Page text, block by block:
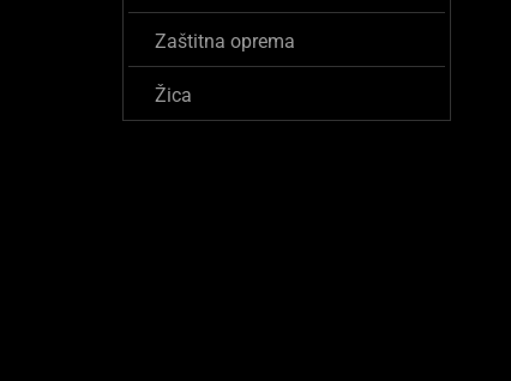
Zaštitna oprema
Žica